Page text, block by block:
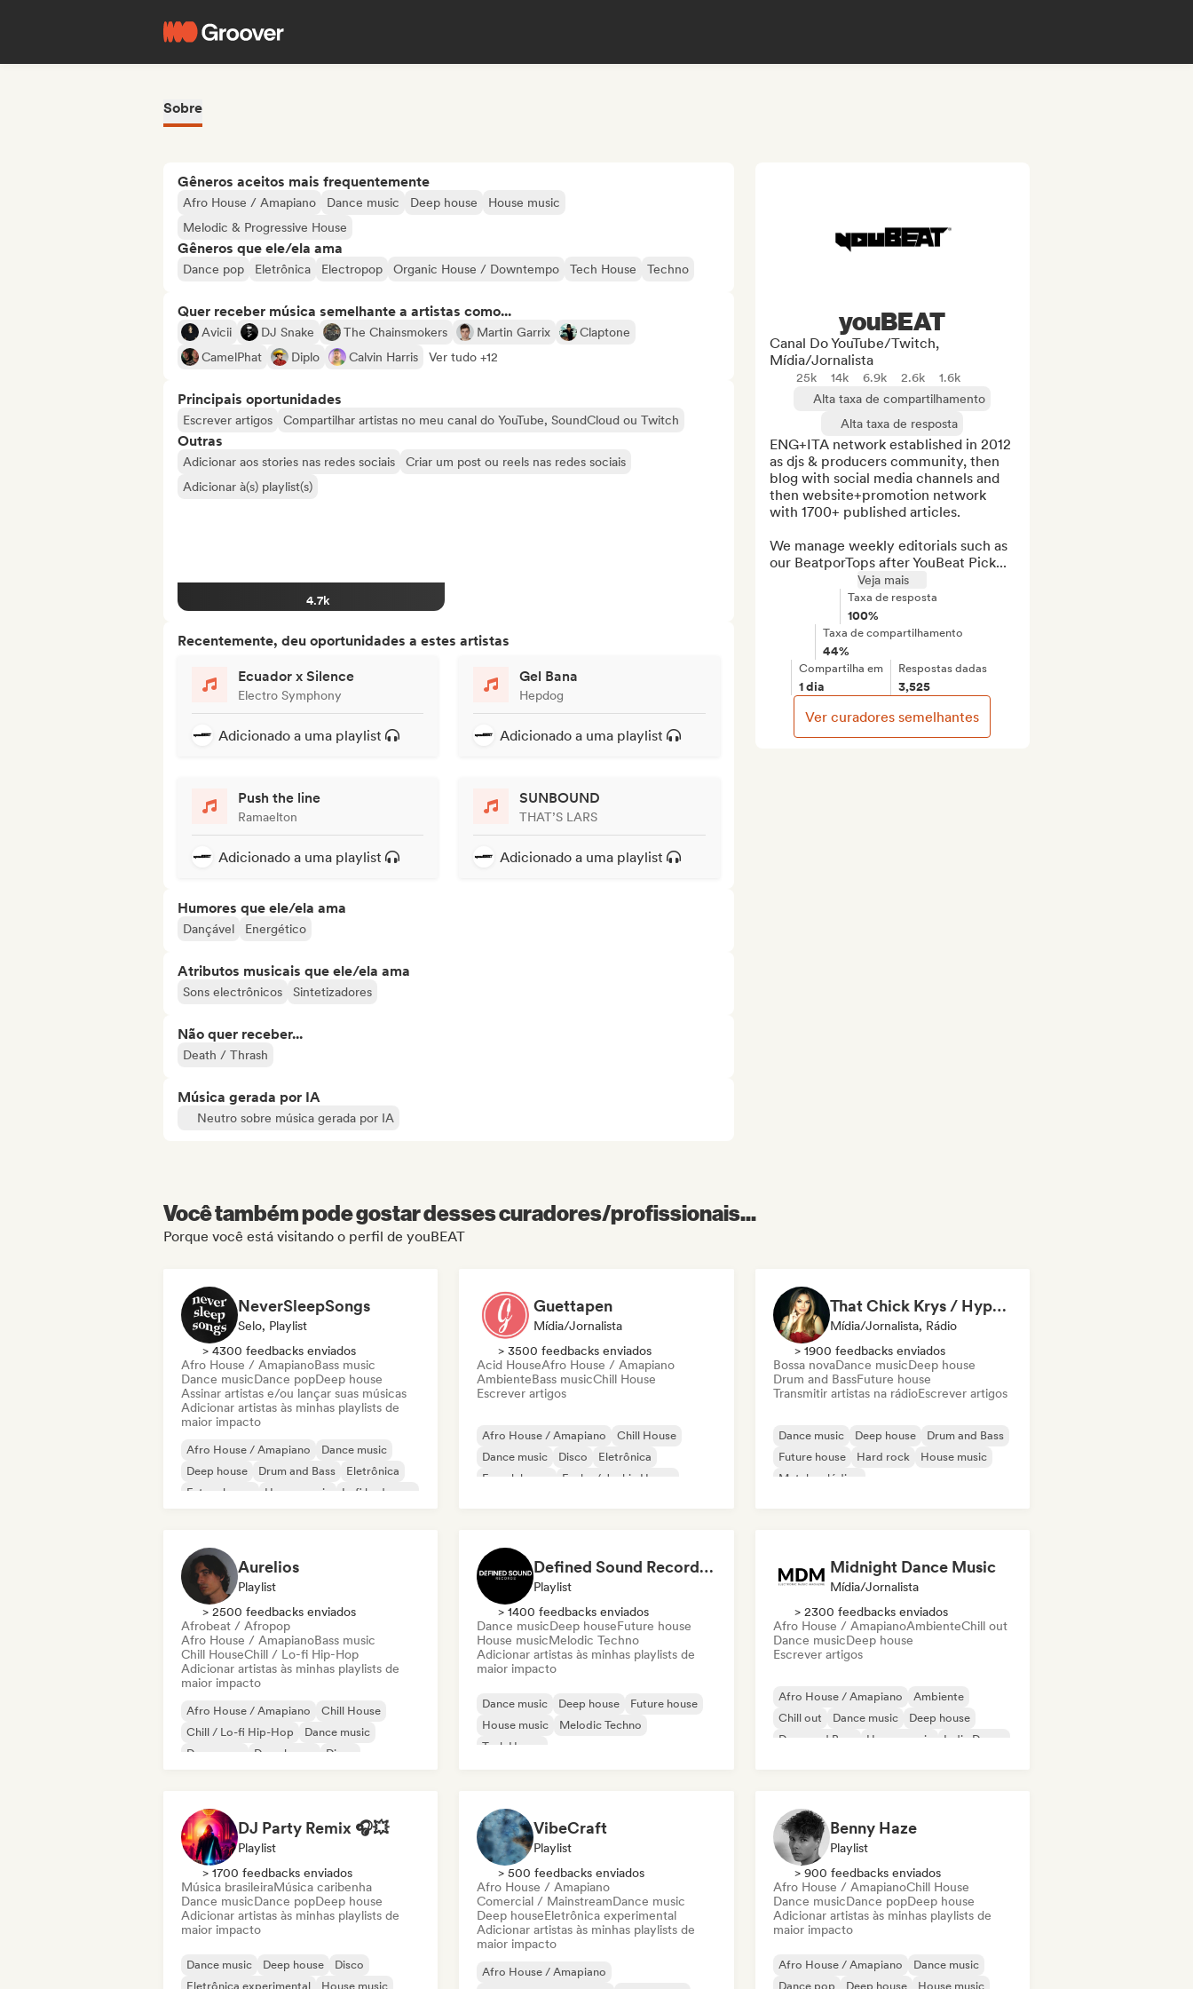
Sobre
Gêneros aceitos mais frequentemente
Afro House / Amapiano Dance music Deep house
House music
Melodic & Progressive House
Gêneros que ele/ela ama
Dance pop Eletrônica Electropop Organic House / Downtempo Tech House Techno
Quer receber música semelhante a artistas como...
Avicii DJ Snake The Chainsmokers Martin Garrix
Claptone
CamelPhat
Diplo Calvin Harris Ver tudo +12
Principais oportunidades
Escrever artigos Compartilhar artistas no meu canal do YouTube, SoundCloud ou Twitch
Outras
Adicionar aos stories nas redes sociais
Criar um post ou reels nas redes sociais
Adicionar à(s) playlist(s)
4.7k
Recentemente, deu oportunidades a estes artistas
Ecuador x Silence
Electro Symphony
Adicionado a uma playlist
Gel Bana
Hepdog
Adicionado a uma playlist
Push the line
Ramaelton
Adicionado a uma playlist
SUNBOUND
THAT’S LARS
Adicionado a uma playlist
Humores que ele/ela ama
Dançável Energético
Atributos musicais que ele/ela ama
Sons electrônicos Sintetizadores
Não quer receber...
Death / Thrash
Música gerada por IA
Neutro sobre música gerada por IA
youBEAT
Canal Do YouTube/Twitch,
Mídia/Jornalista
25k 14k 6.9k 2.6k
1.6k
Alta taxa de compartilhamento
Alta taxa de resposta
ENG+ITA network established in 2012
as djs & producers community, then
blog with social media channels and
then website+promotion network
with 1700+ published articles.
We manage weekly editorials such as
our BeatporTops after YouBeat Pick...
Veja mais
Taxa de resposta
100%
Taxa de compartilhamento
44%
Compartilha em
1 dia
Respostas dadas
3,525
Ver curadores semelhantes
Você também pode gostar desses curadores/profissionais...
Porque você está visitando o perfil de youBEAT
NeverSleepSongs
Selo, Playlist
> 4300 feedbacks enviados
Afro House / AmapianoBass music
Dance musicDance popDeep house
Assinar artistas e/ou lançar suas músicas
Adicionar artistas às minhas playlists de
maior impacto
Afro House / Amapiano
Dance music
Deep house
Drum and Bass
Eletrônica
Future house
House music Lofi bedroom
Guettapen
Mídia/Jornalista
> 3500 feedbacks enviados
Acid HouseAfro House / Amapiano
AmbienteBass musicChill House
Escrever artigos
Afro House / Amapiano
Chill House
Dance music
Disco
Eletrônica
French house
Funky / Jackin House
That Chick Krys / Hypernova Radio
Mídia/Jornalista, Rádio
> 1900 feedbacks enviados
Bossa novaDance musicDeep house
Drum and BassFuture house
Transmitir artistas na rádioEscrever artigos
Dance music Deep house
Drum and Bass
Future house
Hard rock
House music
Metal melódico
Aurelios
Playlist
> 2500 feedbacks enviados
Afrobeat / Afropop
Afro House / AmapianoBass music
Chill HouseChill / Lo-fi Hip-Hop
Adicionar artistas às minhas playlists de
maior impacto
Afro House / Amapiano
Chill House
Chill / Lo-fi Hip-Hop
Dance music
Dance pop
Deep house
Disco
Defined Sound Records: House, Melodic Techno and EDM - Playlists Curated by DJ Nick Proof
Playlist
> 1400 feedbacks enviados
Dance musicDeep houseFuture house
House musicMelodic Techno
Adicionar artistas às minhas playlists de
maior impacto
Dance music Deep house
Future house
House music
Melodic Techno
Tech House
Midnight Dance Music
Mídia/Jornalista
> 2300 feedbacks enviados
Afro House / AmapianoAmbienteChill out
Dance musicDeep house
Escrever artigos
Afro House / Amapiano
Ambiente
Chill out
Dance music
Deep house
Drum and Bass
House music Indie Dance
DJ Party Remix 🎧💥
Playlist
> 1700 feedbacks enviados
Música brasileiraMúsica caribenha
Dance musicDance popDeep house
Adicionar artistas às minhas playlists de
maior impacto
Dance music Deep house
Disco
Eletrônica experimental
House music
VibeCraft
Playlist
> 500 feedbacks enviados
Afro House / Amapiano
Comercial / MainstreamDance music
Deep houseEletrônica experimental
Adicionar artistas às minhas playlists de
maior impacto
Afro House / Amapiano
Benny Haze
Playlist
> 900 feedbacks enviados
Afro House / AmapianoChill House
Dance musicDance popDeep house
Adicionar artistas às minhas playlists de
maior impacto
Afro House / Amapiano
Dance music
Dance pop
Deep house House music